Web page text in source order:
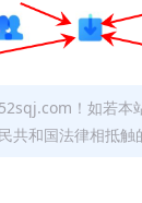
！如若本
共和国法律相抵触